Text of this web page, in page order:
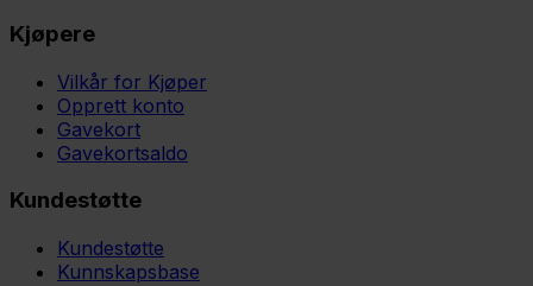
Kjøpere
Vilkår for Kjøper
Opprett konto
Gavekort
Gavekortsaldo
Kundestøtte
Kundestøtte
Kunnskapsbase